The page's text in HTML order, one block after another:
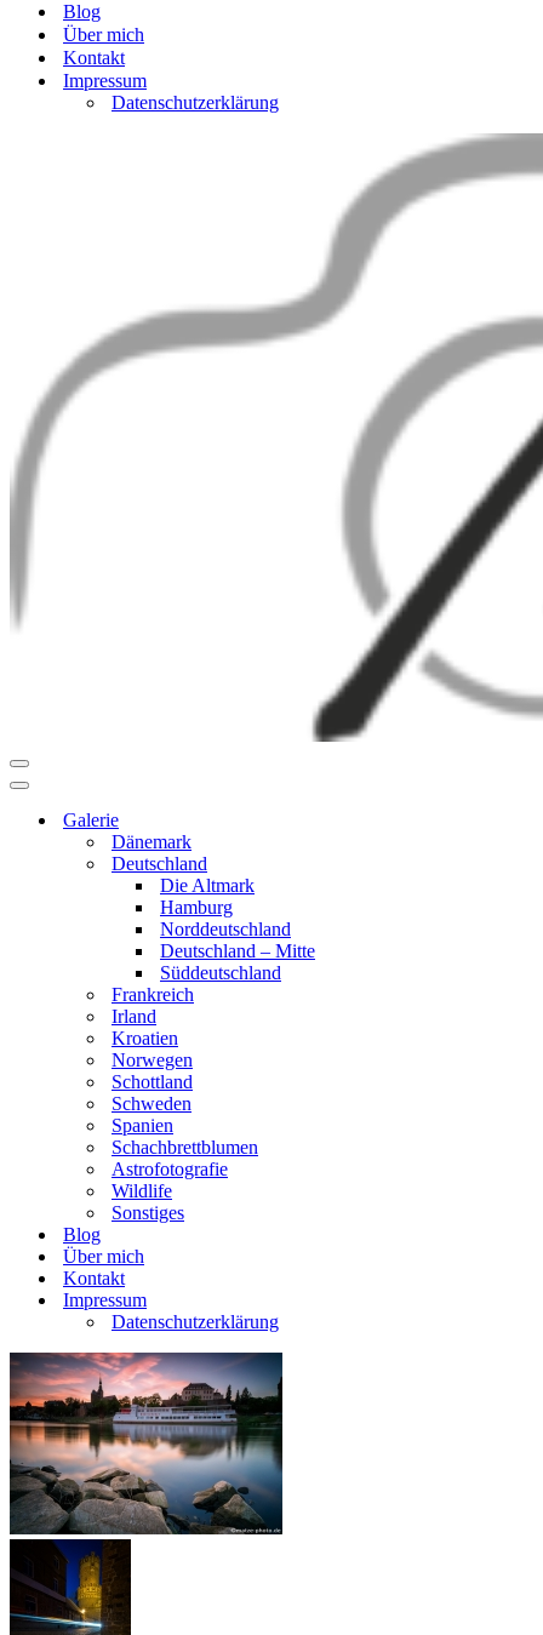
Blog
Über mich
Kontakt
Impressum
Datenschutzerklärung
Navigationsmenü
Navigationsmenü
Galerie
Dänemark
Deutschland
Die Altmark
Hamburg
Norddeutschland
Deutschland – Mitte
Süddeutschland
Frankreich
Irland
Kroatien
Norwegen
Schottland
Schweden
Spanien
Schachbrettblumen
Astrofotografie
Wildlife
Sonstiges
Blog
Über mich
Kontakt
Impressum
Datenschutzerklärung